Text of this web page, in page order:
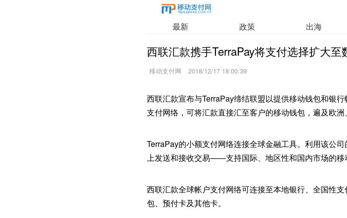
最新 政策 出海
西联汇款携手TerraPay将支付选择扩大至
移动支付网 2018/12/17 18:00:39
西联汇款宣布与TerraPay缔结联盟以提供移动钱包和银
支付网络，可将汇款直接汇至客户的移动钱包，遍及欧洲
TerraPay的小额支付网络连接全球金融工具。利用该公
上发送和接收交易——支持国际、地区性和国内市场的移
西联汇款全球帐户支付网络可连接至本地银行、全国性
包、预付卡及其他卡。